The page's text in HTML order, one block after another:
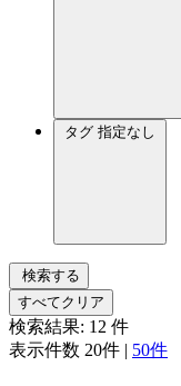
タグ 指定なし
検索する
すべてクリア
検索結果: 12 件
表示件数 20件 | 50件